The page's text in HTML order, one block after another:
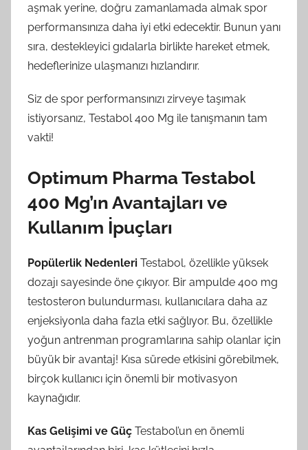
aşmak yerine, doğru zamanlamada almak spor
performansınıza daha iyi etki edecektir. Bunun yanı
sıra, destekleyici gıdalarla birlikte hareket etmek,
hedeflerinize ulaşmanızı hızlandırır.
Siz de spor performansınızı zirveye taşımak
istiyorsanız, Testabol 400 Mg ile tanışmanın tam
vakti!
Optimum Pharma Testabol
400 Mg’ın Avantajları ve
Kullanım İpuçları
Popülerlik Nedenleri Testabol, özellikle yüksek
dozajı sayesinde öne çıkıyor. Bir ampulde 400 mg
testosteron bulundurması, kullanıcılara daha az
enjeksiyonla daha fazla etki sağlıyor. Bu, özellikle
yoğun antrenman programlarına sahip olanlar için
büyük bir avantaj! Kısa sürede etkisini görebilmek,
birçok kullanıcı için önemli bir motivasyon
kaynağıdır.
Kas Gelişimi ve Güç Testabol’un en önemli